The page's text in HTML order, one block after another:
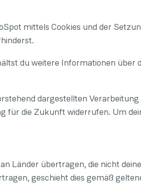
mittels Cookies und der
du weitere Informationen
dargestellten
für die Zukunft widerrufen. Um
Länder übertragen, die nicht
geschieht dies gemäß